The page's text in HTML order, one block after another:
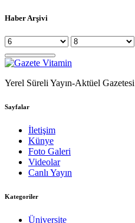
Haber Arşivi
Yerel Süreli Yayın-Aktüel Gazetesi
Sayfalar
İletişim
Künye
Foto Galeri
Videolar
Canlı Yayın
Kategoriler
Üniversite